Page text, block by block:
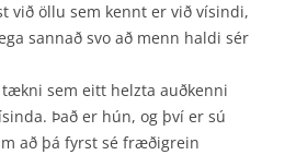
við öllu sem kennt er við vísindi,
sannað svo að menn haldi sér
sem eitt helzta auðkenni
Það er hún, og því er sú
að þá fyrst sé fræðigrein